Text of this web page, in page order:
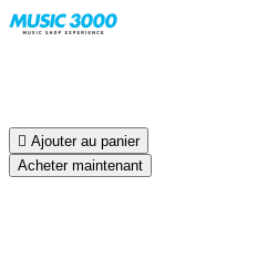
 Ajouter au panier
Acheter maintenant